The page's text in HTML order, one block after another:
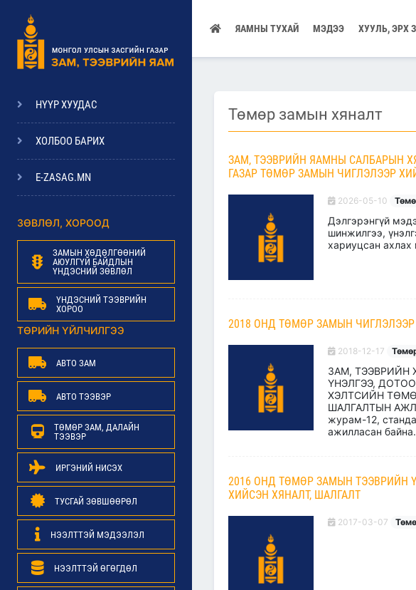
ЯАМНЫ ТУХАЙ МЭДЭЭ ХУУЛЬ, ЭРХ
НҮҮР ХУУДАС
ХОЛБОО БАРИХ
E-ZASAG.MN
ЗӨВЛӨЛ, ХОРООД
ЗАМЫН ХӨДӨЛГӨӨНИЙ
АЮУЛГҮЙ БАЙДЛЫН
ҮНДЭСНИЙ ЗӨВЛӨЛ
ҮНДЭСНИЙ ТЭЭВРИЙН
ХОРОО
ТӨРИЙН ҮЙЛЧИЛГЭЭ
АВТО ЗАМ
АВТО ТЭЭВЭР
ТӨМӨР ЗАМ, ДАЛАЙН
ТЭЭВЭР
ИРГЭНИЙ НИСЭХ
ТУСГАЙ ЗӨВШӨӨРӨЛ
НЭЭЛТТЭЙ МЭДЭЭЛЭЛ
НЭЭЛТТЭЙ ӨГӨГДӨЛ
Төмөр замын хяналт
ЗАМ, ТЭЭВРИЙН ЯАМНЫ САЛБАРЫН
ГАЗАР ТӨМӨР ЗАМЫН ЧИГЛЭЛЭЭР
2026-05-10
Дэлгэрэнгүй
шинжилгээ,
хариуцсан ахлах
2018 ОНД ТӨМӨР ЗАМЫН
2018-12-17
ЗАМ,
ҮНЭЛГЭЭ,
ХЭЛТСИЙН
ШАЛГАЛТЫН
журам-12,
ажилласан
2016 ОНД ТӨМӨР ЗАМЫН ТЭЭВРИЙН
ХИЙСЭН ХЯНАЛТ, ШАЛГАЛТ
2017-03-07